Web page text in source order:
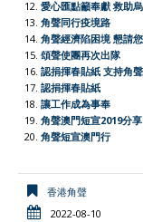
愛心匯點籲奉獻 救助
角聲同行疫境路
角聲經濟陷困境 懇請
頌聲使團再次出隊
認捐揮春貼紙 支持角聲
認捐揮春貼紙
讓工作成為事奉
角聲澳門短宣2019分享
角聲短宣澳門行
香港角聲
2022-08-10